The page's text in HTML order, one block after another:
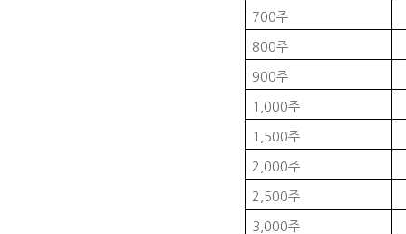
700주
800주
900주
1,000주
1,500주
2,000주
2,500주
3,000주